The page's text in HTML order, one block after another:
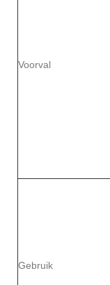
Voorval
Gebruik